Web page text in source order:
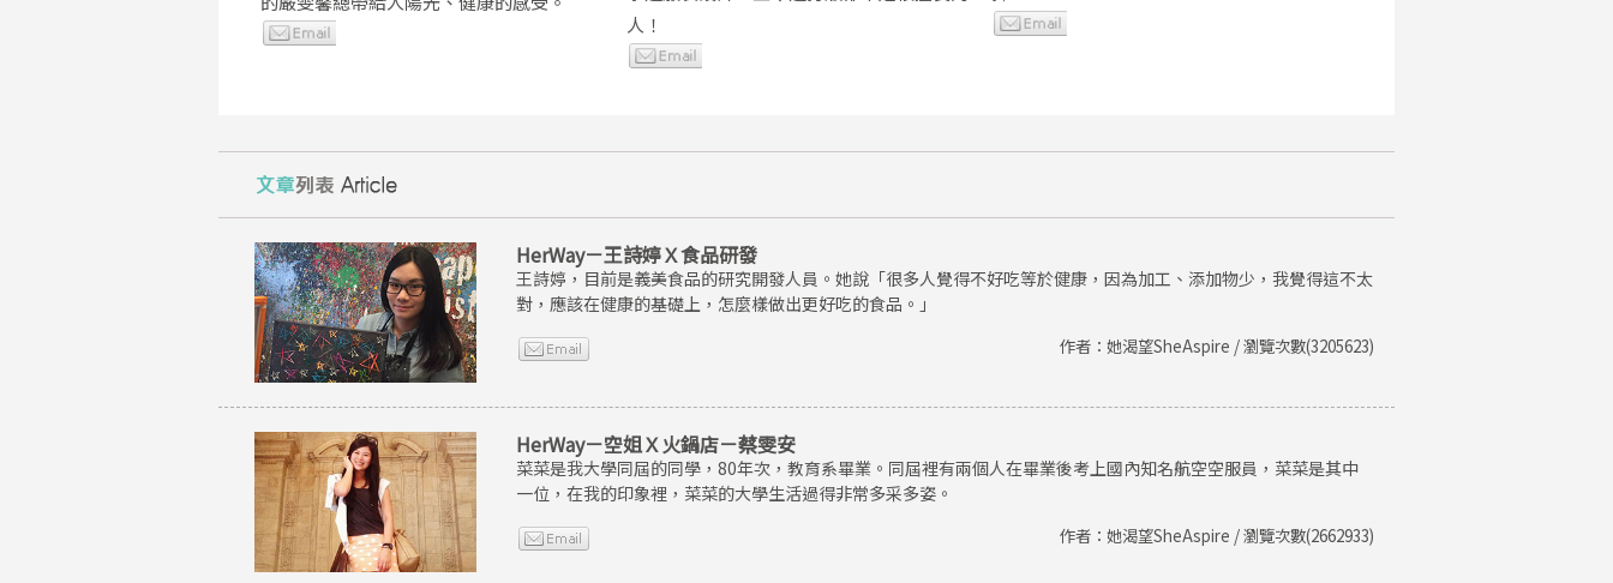
人！
HerWay－王詩婷Ｘ食品研發
王詩婷，目前是義美食品的研究開發人員。她說「很多人覺得不好吃等於健康，因為加工、添加物少，我覺得這不太
對，應該在健康的基礎上，怎麼樣做出更好吃的食品。」
作者：她渴望SheAspire / 瀏覽次數(3205623)
HerWay－空姐Ｘ火鍋店－蔡雯安
菜菜是我大學同屆的同學，80年次，教育系畢業。同屆裡有兩個人在畢業後考上國內知名航空空服員，菜菜是其中
一位，在我的印象裡，菜菜的大學生活過得非常多采多姿。
作者：她渴望SheAspire / 瀏覽次數(2662933)